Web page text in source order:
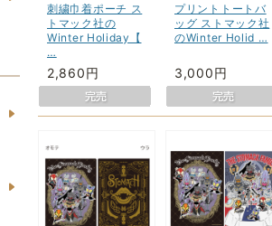
刺繍巾着ポーチ ス
トマック社の
Winter Holiday【
…
2,860円
プリントトートバ
ッグ ストマック社
のWinter Holid …
3,000円